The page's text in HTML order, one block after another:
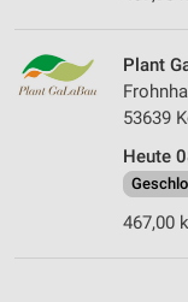
Plant
53639
Heute
467,00